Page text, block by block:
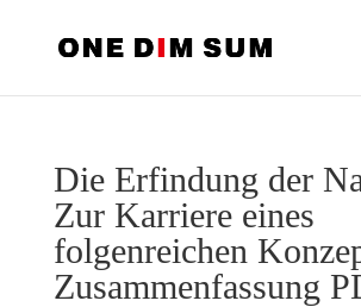
Die Erfindung der
Zur Karriere eines
folgenreichen
Zusammenfassung